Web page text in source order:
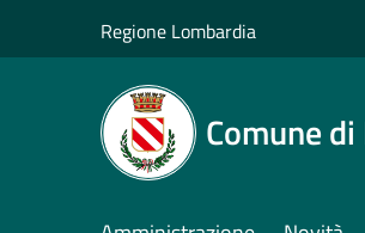
Regione Lombardia
Comune